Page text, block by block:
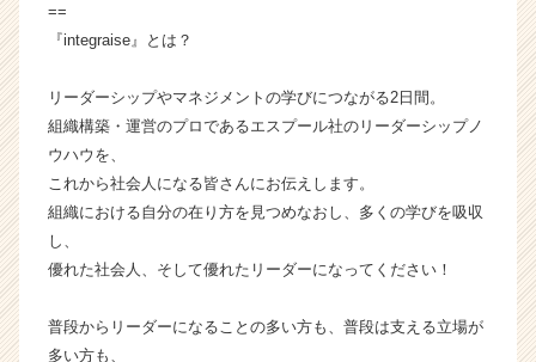
企
業
ら
ス
ウ
ト
届
==
『integraise』とは？
リーダーシップやマネジメントの学びにつながる2日間。
組織構築・運営のプロであるエスプール社のリーダーシップノ
ウハウを、
これから社会人になる皆さんにお伝えします。
組織における自分の在り方を見つめなおし、多くの学びを吸収
し、
優れた社会人、そして優れたリーダーになってください！
普段からリーダーになることの多い方も、普段は支える立場が
多い方も、